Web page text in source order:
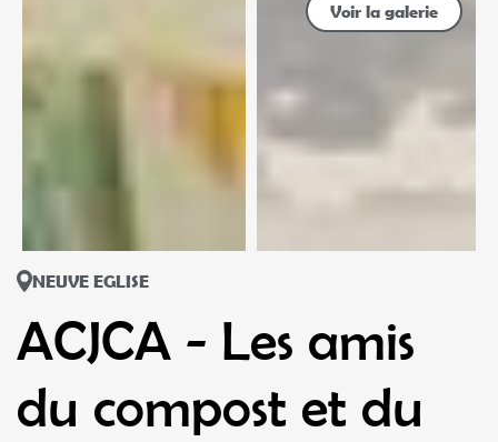
Voir la galerie
NEUVE EGLISE
ACJCA - Les amis
du compost et du